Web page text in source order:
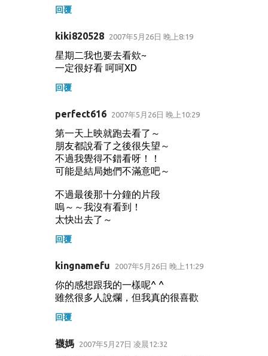
回覆
kiki820528 2007年5月26日 晚上8:19
星期二我也要去看欸~
一定很好看 呵呵XD
回覆
perfect616 2007年5月26日 晚上10:29
第一天上映就跑去看了～
朋友都說看了之後很失望～
不過我覺得不錯看呀！！
可能是結局她們不滿意吧～
不過最後那十分鐘的片段
嗚～～我沒有看到！
太快出去了～
回覆
kingnamefu 2007年5月26日 晚上11:29
你的感想跟我的一樣呢^ ^
雖然很多人說爛，但我真的很喜歡
回覆
襪媽 2007年5月27日 凌晨12:32